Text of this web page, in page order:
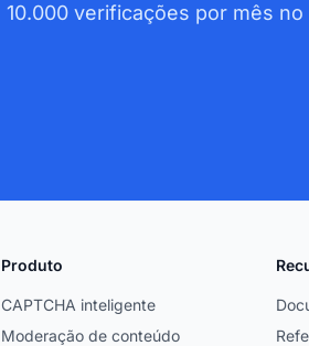
10.000 verificações por mês
Produto
CAPTCHA inteligente
Moderação de conteúdo